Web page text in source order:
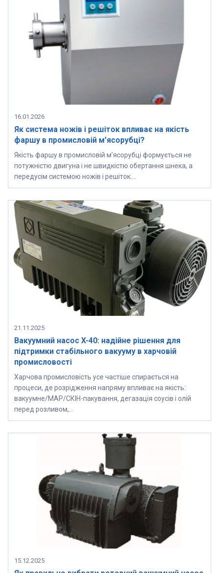
16.01.2026
Як система ножів і решіток впливає на якість
фаршу в промисловій м’ясорубці?
Якість фаршу в промисловій м’ясорубці формується не
потужністю двигуна і не швидкістю обертання шнека, а
передусім системою ножів і решіток….
21.11.2025
Вакуумний насос X-40: надійне рішення для
підтримки стабільного вакууму в харчовій
промисловості
Харчова промисловість усе частіше спирається на
процеси, де розрідження напряму впливає на якість:
вакуумне/MAP/СКІН-пакування, дегазація соусів і олій
перед розливом,…
15.12.2025